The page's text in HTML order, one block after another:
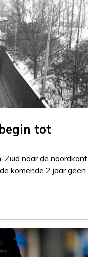
tot
naar de noordkant
komende 2 jaar geen